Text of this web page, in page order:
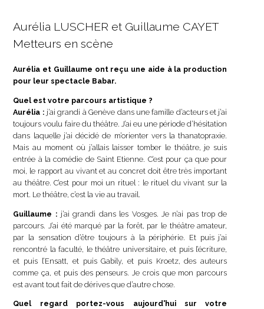
Aurélia LUSCHER et Guillaume CAYET
Metteurs en scène
Aurélia et Guillaume ont reçu une aide à la production
pour leur spectacle Babar.
Quel est votre parcours artistique ?
Aurélia : j’ai grandi à Genève dans une famille d’acteurs et j’ai
toujours voulu faire du théâtre. J’ai eu une période d’hésitation
dans laquelle j’ai décidé de m’orienter vers la thanatopraxie.
Mais au moment où j’allais laisser tomber le théâtre, je suis
entrée à la comédie de Saint Etienne. C’est pour ça que pour
moi, le rapport au vivant et au concret doit être très important
au théâtre. C’est pour moi un rituel : le rituel du vivant sur la
mort. Le théâtre, c’est la vie au travail.
Guillaume : j’ai grandi dans les Vosges. Je n’ai pas trop de
parcours. J’ai été marqué par la forêt, par le théâtre amateur,
par la sensation d’être toujours à la périphérie. Et puis j’ai
rencontré la faculté, le théâtre universitaire, et puis l’écriture,
et puis l’Ensatt, et puis Gabily, et puis Kroetz, des auteurs
comme ça, et puis des penseurs. Je crois que mon parcours
est avant tout fait de dérives que d’autre chose.
Quel regard portez-vous aujourd'hui sur votre